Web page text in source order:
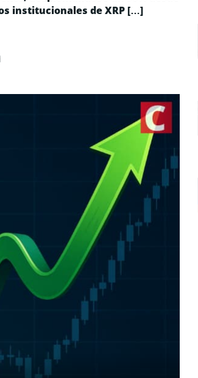
institucionales de XRP […]